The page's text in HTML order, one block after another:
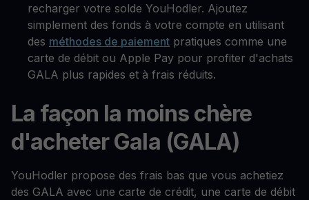
recharger votre solde YouHodler. Ajoutez
simplement des fonds à votre compte en utilisant
des méthodes de paiement pratiques comme une
carte de débit ou Apple Pay pour profiter d'achats
GALA plus rapides et à frais réduits.
La façon la moins chère
d'acheter Gala (GALA)
YouHodler propose des frais bas que vous achetiez
des GALA avec une carte de crédit, une carte de débit